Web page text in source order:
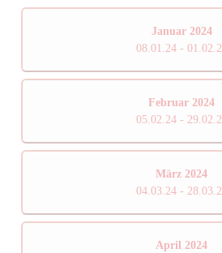
Januar 2024
08.01.24 -
Februar 2024
05.02.24 -
März 2024
04.03.24 -
April 2024